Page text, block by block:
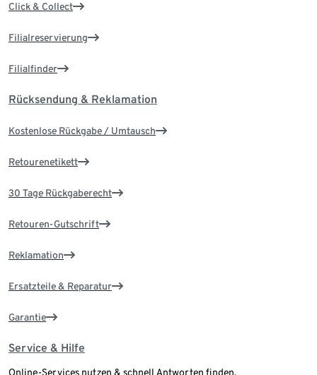
Click & Collect
Filialreservierung
Filialfinder
Rücksendung & Reklamation
Kostenlose Rückgabe / Umtausch
Retourenetikett
30 Tage Rückgaberecht
Retouren-Gutschrift
Reklamation
Ersatzteile & Reparatur
Garantie
Service & Hilfe
Online-Services nutzen & schnell Antworten finden.